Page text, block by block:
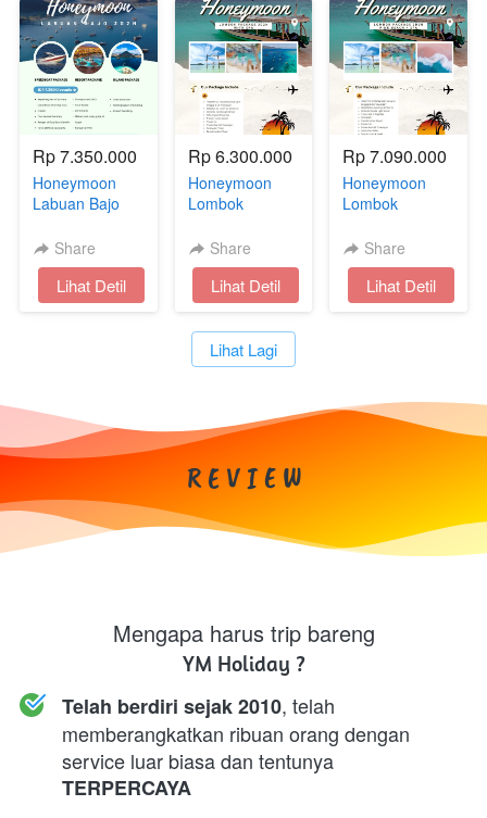
Rp 7.350.000
Honeymoon
Labuan Bajo
Share
`Lihat Detil
Rp 6.300.000
Honeymoon
Lombok
WITH SPA
Share
`
Lihat Detil
Rp 7.090.000
Honeymoon
Lombok
PINK BEACH +
SPA
Share
`Lihat Detil
`Lihat Lagi
R E V I E W
Mengapa harus trip bareng
YM Holiday ?
Telah berdiri sejak 2010, telah
memberangkatkan ribuan orang dengan
TERPERCAYA